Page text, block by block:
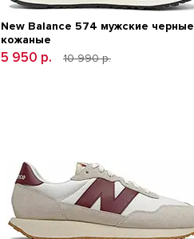
New Balance 574 мужские черные
кожаные
5 950 р. 10 990 р.